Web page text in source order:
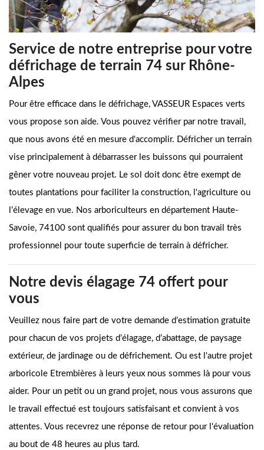
Service de notre entreprise pour votre
défrichage de terrain 74 sur Rhône-
Alpes
Pour être efficace dans le défrichage, VASSEUR Espaces verts
vous propose son aide. Vous pouvez vérifier par notre travail,
que nous avons été en mesure d'accomplir. Défricher un terrain
vise principalement à débarrasser les buissons qui pourraient
gêner votre nouveau projet. Le sol doit donc être exempt de
toutes plantations pour faciliter la construction, l'agriculture ou
l’élevage en vue. Nos arboriculteurs en département Haute-
Savoie, 74100 sont qualifiés pour assurer du bon travail très
professionnel pour toute superficie de terrain à défricher.
Notre devis élagage 74 offert pour
vous
Veuillez nous faire part de votre demande d’estimation gratuite
pour chacun de vos projets d’élagage, d’abattage, de paysage
extérieur, de jardinage ou de défrichement. Ou est l'autre projet
arboricole Etrembières à leurs yeux nous sommes là pour vous
aider. Pour un petit ou un grand projet, nous vous assurons que
le travail effectué est toujours satisfaisant et convient à vos
attentes. Vous recevrez une réponse de retour pour l'évaluation
au bout de 48 heures au plus tard.